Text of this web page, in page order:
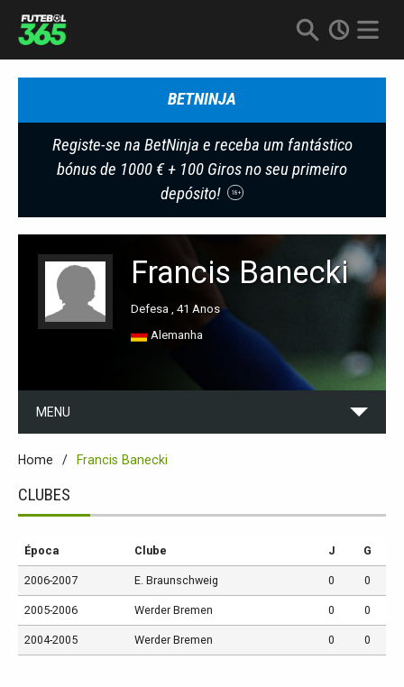
BETNINJA
Registe-se na BetNinja e receba um fantástico
bónus de 1000 € + 100 Giros no seu primeiro
depósito!
18+
Francis Banecki
Defesa , 41 Anos
Alemanha
MENU
Home Francis Banecki
CLUBES
Época Clube J G
2006-2007 E. Braunschweig 0 0
2005-2006 Werder Bremen 0 0
2004-2005 Werder Bremen 0 0